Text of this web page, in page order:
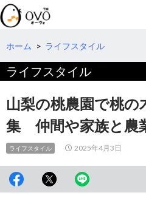
検
索
コ
テ
ツ
へ
動
ホーム > ライフスタイル
ライフスタイル
山梨の桃農園で桃
集 仲間や家族と農
ライフスタイル 2025年4月3日